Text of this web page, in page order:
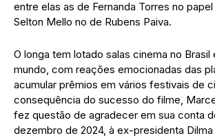
entre elas as de Fernanda Torres no
Selton Mello no de Rubens Paiva.
O longa tem lotado salas cinema no Brasil
mundo, com reações emocionadas das
acumular prêmios em vários festivais de
consequência do sucesso do filme,
fez questão de agradecer em sua conta
dezembro de 2024, à ex-presidenta